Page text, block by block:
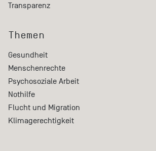
Transparenz
Themen
Gesundheit
Menschenrechte
Psychosoziale Arbeit
Nothilfe
Flucht und Migration
Klimagerechtigkeit